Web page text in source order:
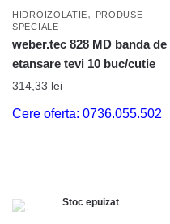
HIDROIZOLATIE,
PRODUSE
SPECIALE
weber.tec 828 MD banda de
etansare tevi 10 buc/cutie
314,33 lei
Cere oferta: 0736.055.502
Stoc epuizat